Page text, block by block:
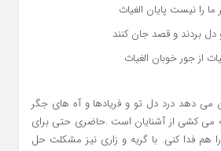
را نیست پایان الغیاث
بردند و قصد جان کنند
از جور خوبان الغیاث
دهد درد دل تو و فریادها و آه های جگر
می کشی از آشنایان است .حاضری حتی برای
هم فدا کنی. با گریه و زاری نیز مشکلت حل